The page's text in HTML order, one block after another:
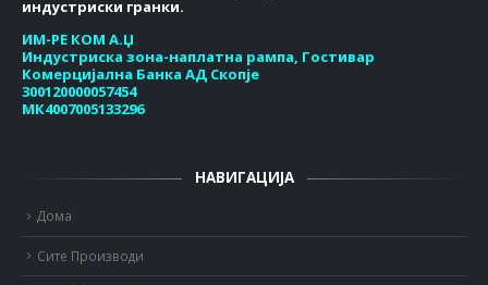
индустриски гранки.
ИМ-РЕ КОМ А.Џ
Индустриска зона-наплатна рампа, Гостивар
Комерцијална Банка АД Скопје
300120000057454
МК4007005133296
НАВИГАЦИЈА
Дома
Сите Производи